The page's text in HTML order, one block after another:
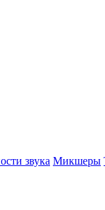
звука Микшеры